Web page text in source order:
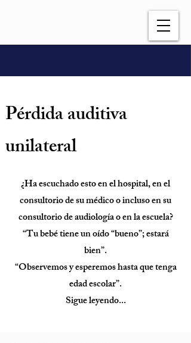
Pérdida auditiva
unilateral
¿Ha escuchado esto en el hospital, en el
consultorio de su médico o incluso en su
consultorio de audiología o en la escuela?
“Tu bebé tiene un oído “bueno”; estará
bien”.
“Observemos y esperemos hasta que tenga
edad escolar”.
Sigue leyendo...